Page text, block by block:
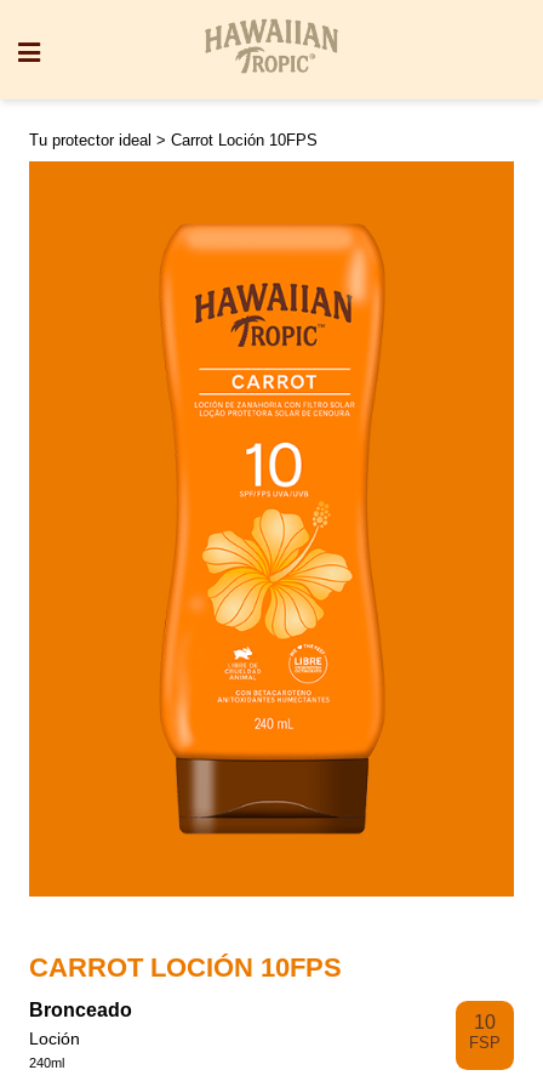
Tu protector ideal > Carrot Loción 10FPS
CARROT LOCIÓN 10FPS
Bronceado
Loción
240ml
10
FSP